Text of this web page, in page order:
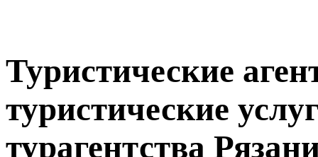
Туристические
туристические
турагентства